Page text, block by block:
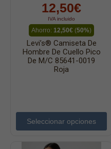
12,50€
IVA incluido
Ahorro: 12,50€ (50%)
Levi’s® Camiseta De
Hombre De Cuello Pico
De M/c 85641-0019
Roja
Seleccionar opciones